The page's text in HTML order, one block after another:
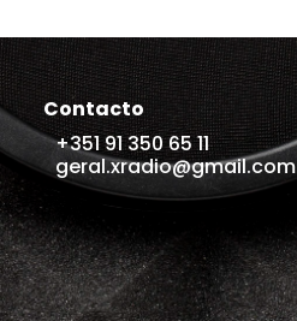
Contacto
+351 91 350 65 11
geral.xradio@gmail.com